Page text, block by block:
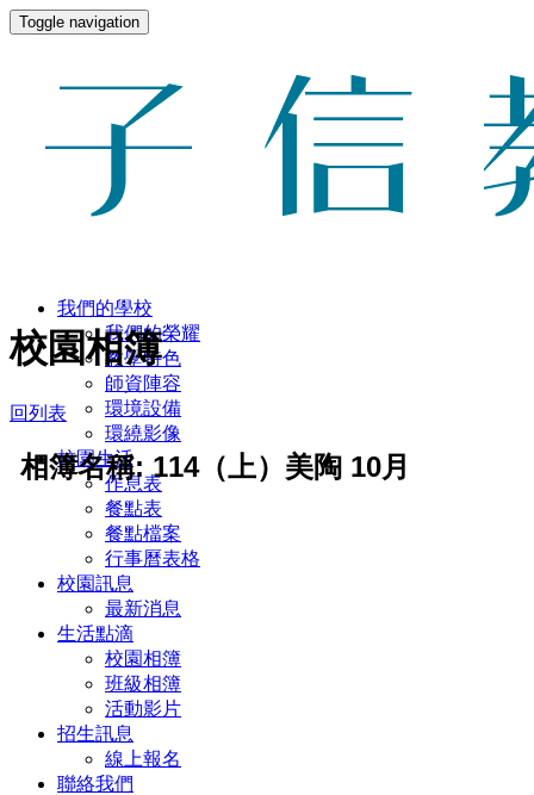
Toggle navigation
我們的學校
我們的榮耀
教學特色
師資陣容
環境設備
環繞影像
校園生活
作息表
餐點表
餐點檔案
行事曆表格
校園訊息
最新消息
生活點滴
校園相簿
班級相簿
活動影片
招生訊息
線上報名
聯絡我們
校園相簿
回列表
相簿名稱: 114（上）美陶 10月